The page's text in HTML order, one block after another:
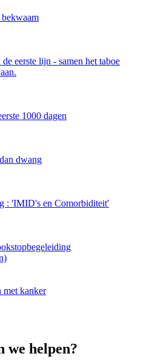
eerste lijn - samen het taboe
1000 dagen
dwang
: 'IMID's en Comorbiditeit'
met kanker
we helpen?